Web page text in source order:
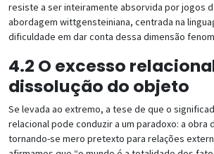
resiste a ser inteiramente absorvida por jogos
abordagem wittgensteiniana, centrada na
dificuldade em dar conta dessa dimensão
4.2 O excesso
dissolução do objeto
Se levada ao extremo, a tese de que o
relacional pode conduzir a um paradoxo: a obra
tornando-se mero pretexto para relações